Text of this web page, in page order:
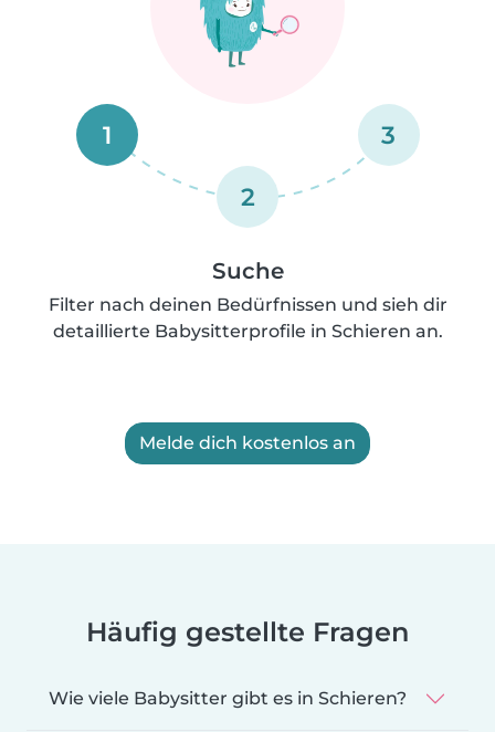
1
2
3
Suche
Filter nach deinen Bedürfnissen und sieh dir
detaillierte Babysitterprofile in Schieren an.
Melde dich kostenlos an
Häufig gestellte Fragen
Wie viele Babysitter gibt es in Schieren?